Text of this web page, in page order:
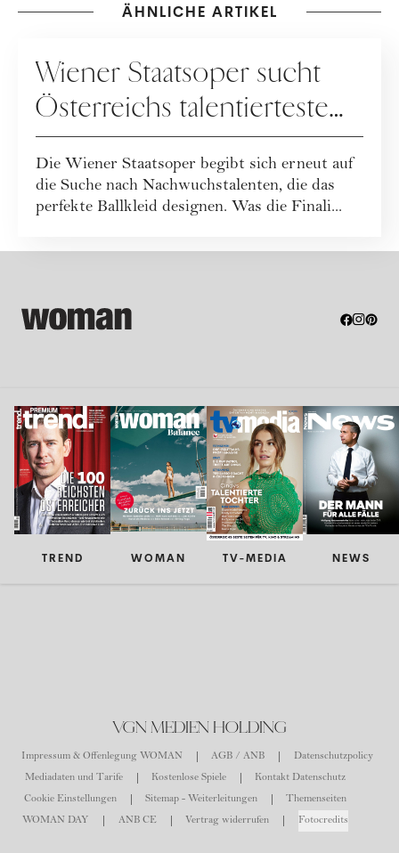
ÄHNLICHE ARTIKEL
Wiener Staatsoper sucht
Österreichs talentierteste
Modeschöpfende
Die Wiener Staatsoper begibt sich erneut auf
die Suche nach Nachwuchstalenten, die das
perfekte Ballkleid designen. Was die Finali...
TREND WOMAN TV-MEDIA NEWS
VGN MEDIEN HOLDING
Impressum & Offenlegung WOMAN AGB / ANB
Datenschutzpolicy
Mediadaten und Tarife
Kostenlose Spiele
Kontakt Datenschutz
Cookie Einstellungen
Sitemap - Weiterleitungen
Themenseiten
WOMAN DAY
ANB CE Vertrag widerrufen Fotocredits